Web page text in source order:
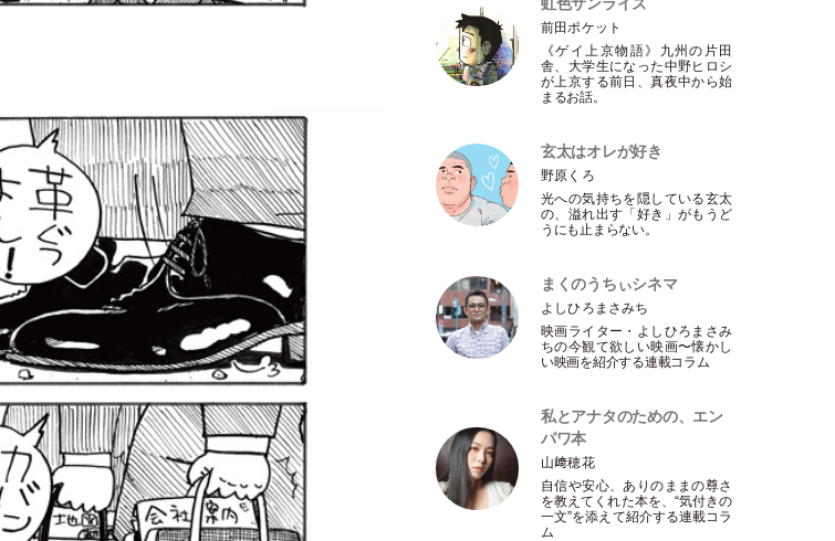
前田ポケット
《ゲイ上京物語》九州の片田
舎、大学生になった中野ヒロシ
が上京する前日、真夜中から始
まるお話。
玄太はオレが好き
野原くろ
光への気持ちを隠している玄太
の、溢れ出す 「好き 」がもうど
うにも止まらない。
まくのうちぃシネマ
よしひろまさみち
映画ライター ・ よしひろまさみ
ちの今観て欲しい映画〜懐かし
い映画を紹介する連載コラム
私とアナタのための、エン
パワ本
山﨑穂花
自信や安心、ありのままの尊さ
を教えてくれた本を、“気付きの
一文”を添えて紹介する連載コラ
ム